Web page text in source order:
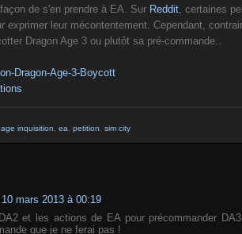
de s'en prendre à EA. Sur Reddit , certaines
exprimer leur mécontentement. Cependant,
Dragon Age 3 ou plutôt sa pré-commande..
Dragon-Age-3-Boycott
inquisition ea petition sim city
10 mars 2013 à 00:19
et les actions de EA pour précommander
que je ne ferai pas !